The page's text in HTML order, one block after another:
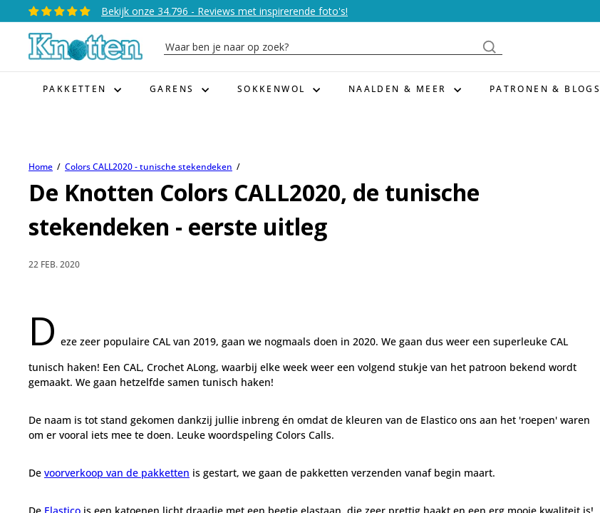
inhoudDiavoorstelling
pauzeren
Bekijk onze 34.796 - Reviews met inspirerende foto's!
K
n
o
Waar
PAKKETTEN GARENS SOKKENWOL NAALDEN & MEER PATRONEN & BLOGS
Home Colors CALL2020 - tunische stekendeken
De Knotten Colors CALL2020, de tunische
stekendeken - eerste uitleg
22 FEB. 2020
D eze zeer populaire CAL van 2019, gaan we nogmaals doen in 2020. We gaan dus weer een superleuke CAL
tunisch haken! Een CAL, Crochet ALong, waarbij elke week weer een volgend stukje van het patroon bekend wordt
gemaakt. We gaan hetzelfde samen tunisch haken!
De naam is tot stand gekomen dankzij jullie inbreng én omdat de kleuren van de Elastico ons aan het 'roepen' waren
om er vooral iets mee te doen. Leuke woordspeling Colors Calls.
De voorverkoop van de pakketten is gestart, we gaan de pakketten verzenden vanaf begin maart.